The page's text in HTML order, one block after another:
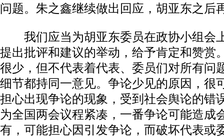
问题。朱之鑫继续做出回应，胡亚东之后
我们应当为胡亚东委员在政协小组会
提出批评和建议的举动，给予肯定和赞赏
很少，但不代表着代表、委员们对所有问
细节都持同一意见。争论少见的原因，很
担心出现争论的现象，受到社会舆论的错
为全国两会议程紧凑，一番争论可能造成
有，可能担心因引发争论，而破坏代表或